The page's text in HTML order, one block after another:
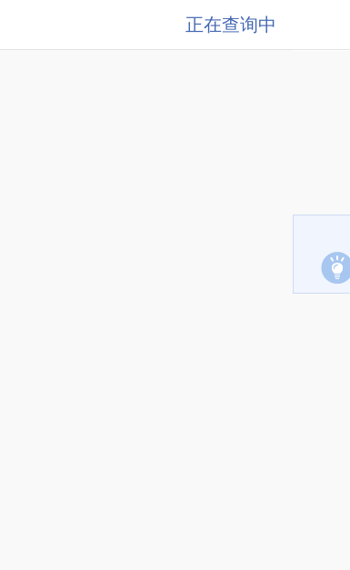
正在查询中